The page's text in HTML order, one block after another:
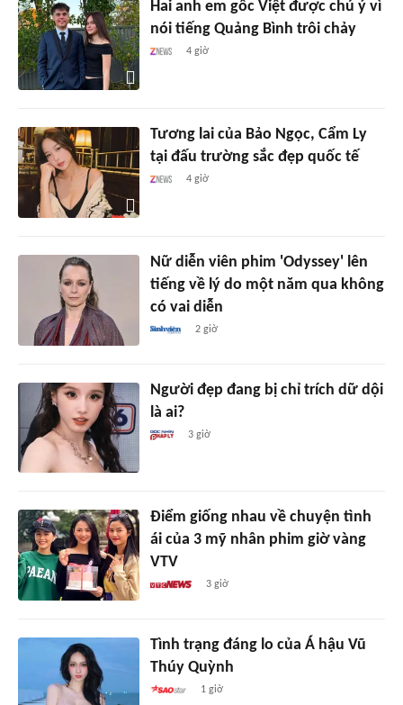
Hai anh em gốc Việt được chú ý vì
nói tiếng Quảng Bình trôi chảy
4 giờ
Tương lai của Bảo Ngọc, Cẩm Ly
tại đấu trường sắc đẹp quốc tế
4 giờ
Nữ diễn viên phim 'Odyssey' lên
tiếng về lý do một năm qua không
có vai diễn
2 giờ
Người đẹp đang bị chỉ trích dữ dội
là ai?
3 giờ
Điểm giống nhau về chuyện tình
ái của 3 mỹ nhân phim giờ vàng
VTV
3 giờ
Tình trạng đáng lo của Á hậu Vũ
Thúy Quỳnh
1 giờ